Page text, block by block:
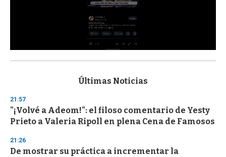
s
d
s
o
f
3
s
Últimas Noticias
21:57
"¡Volvé a Adeom!": el filoso comentario de Yesty
Prieto a Valeria Ripoll en plena Cena de Famosos
21:26
De mostrar su práctica a incrementar la